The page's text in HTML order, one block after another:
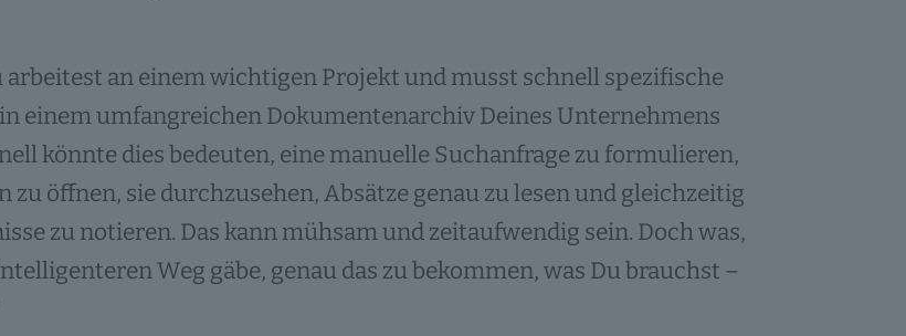
arbeitest an einem wichtigen Projekt und musst schnell spezifische
einem umfangreichen Dokumentenarchiv Deines Unternehmens
könnte dies bedeuten, eine manuelle Suchanfrage zu formulieren,
zu öffnen, sie durchzusehen, Absätze genau zu lesen und gleichzeitig
zu notieren. Das kann mühsam und zeitaufwendig sein. Doch was,
Weg gäbe, genau das zu bekommen, was Du brauchst –